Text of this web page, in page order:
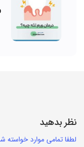
نظر بدهید
لطفا تمامی موارد خواسته